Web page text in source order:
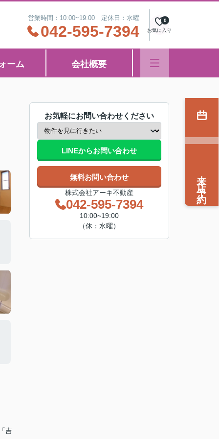
営業時間：10:00~19:00 定休日：水曜
042-595-7394 お気に入り
0
ーム 会社概要
吉
お気軽にお問い合わせください
LINEからお問い合わせ
無料お問い合わせ
株式会社アーキ不動産
042-595-7394
10:00~19:00
（休：水曜）
来店予約